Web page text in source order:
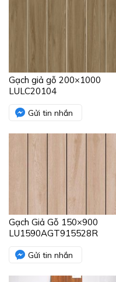
Gạch giả gỗ 200×1000
LULC20104
Gửi tin nhắn
Gạch Giả Gỗ 150×900
LU1590AGT915528R
Gửi tin nhắn